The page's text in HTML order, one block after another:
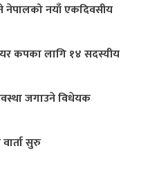
नेपालको नयाँ एकदिवसीय
कपका लागि १४ सदस्यीय
जगाउने विधेयक
सुरु